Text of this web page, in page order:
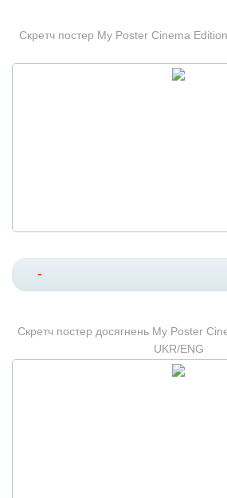
Скретч постер My Poster Cinema
-
Скретч постер досягнень My Poster
UKR/ENG